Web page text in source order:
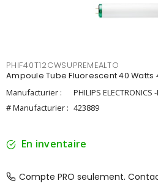
PHIF40T12CWSUPREMEALTO
Ampoule Tube Fluorescent 40 Watts
Manufacturier :
PHILIPS ELECTRONICS
# Manufacturier : 423889
En inventaire
Compte PRO seulement.